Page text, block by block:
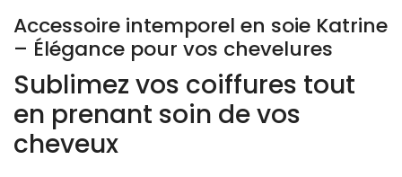
Accessoire intemporel en soie Katrine
– Élégance pour vos chevelures
Sublimez vos coiffures tout
en prenant soin de vos
cheveux